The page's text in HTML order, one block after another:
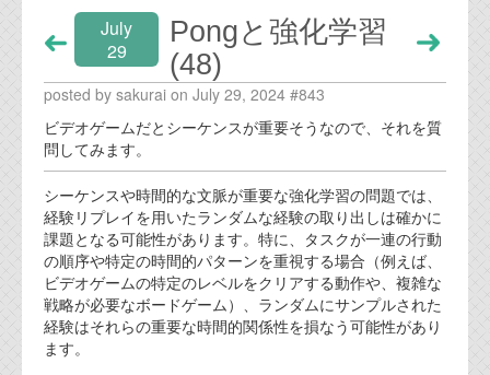
July
29
Pongと強化学習
(48)
posted by sakurai on July 29, 2024 #843
ビデオゲームだとシーケンスが重要そうなので、それを質
問してみます。
シーケンスや時間的な文脈が重要な強化学習の問題では、
経験リプレイを用いたランダムな経験の取り出しは確かに
課題となる可能性があります。特に、タスクが一連の行動
の順序や特定の時間的パターンを重視する場合（例えば、
ビデオゲームの特定のレベルをクリアする動作や、複雑な
戦略が必要なボードゲーム）、ランダムにサンプルされた
経験はそれらの重要な時間的関係性を損なう可能性があり
ます。